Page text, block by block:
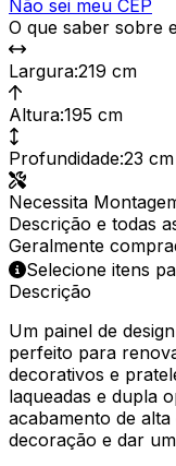
Não sei meu CEP
O que saber sobre
Largura:219 cm
Altura:195 cm
Profundidade:23 cm
Necessita
Descrição e todas
Geralmente
Selecione itens
Descrição
Um painel de
perfeito para
decorativos e
laqueadas e dupla
acabamento de
decoração e dar